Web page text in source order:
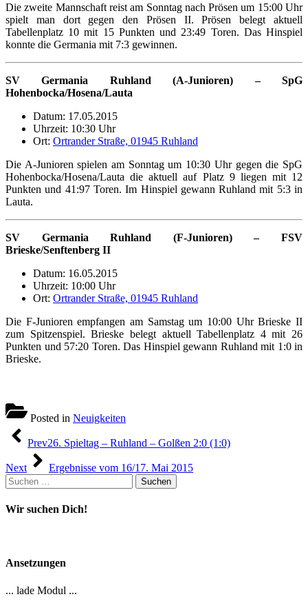
Die zweite Mannschaft reist am Sonntag nach Prösen um 15:00 Uhr
spielt man dort gegen den Prösen II. Prösen belegt aktuell
Tabellenplatz 10 mit 15 Punkten und 23:49 Toren. Das Hinspiel
konnte die Germania mit 7:3 gewinnen.
SV Germania Ruhland (A-Junioren) – SpG
Hohenbocka/Hosena/Lauta
Datum: 17.05.2015
Uhrzeit: 10:30 Uhr
Ort: Ortrander Straße, 01945 Ruhland
Die A-Junioren spielen am Sonntag um 10:30 Uhr gegen die SpG
Hohenbocka/Hosena/Lauta die aktuell auf Platz 9 liegen mit 12
Punkten und 41:97 Toren. Im Hinspiel gewann Ruhland mit 5:3 in
Lauta.
SV Germania Ruhland (F-Junioren) – FSV
Brieske/Senftenberg II
Datum: 16.05.2015
Uhrzeit: 10:00 Uhr
Ort: Ortrander Straße, 01945 Ruhland
Die F-Junioren empfangen am Samstag um 10:00 Uhr Brieske II
zum Spitzenspiel. Brieske belegt aktuell Tabellenplatz 4 mit 26
Punkten und 57:20 Toren. Das Hinspiel gewann Ruhland mit 1:0 in
Brieske.
Posted in Neuigkeiten
Beitragsnavigation
Prev26. Spieltag – Ruhland – Golßen 2:0 (1:0)
Next
Ergebnisse vom 16/17. Mai 2015
Suchen
nach:
Wir suchen Dich!
Ansetzungen
... lade Modul ...